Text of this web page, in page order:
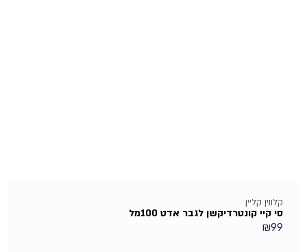
קלווין קליין
סי קיי קונטרדיקשן לגבר אדט 100מל
₪99